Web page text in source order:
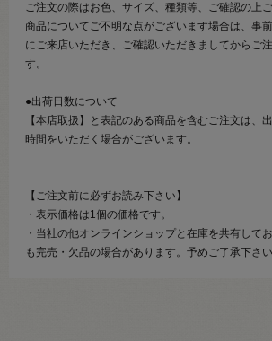
ご注文の際はお色、サイズ、種類等、ご確認の上
商品についてご不明な点がございます場合は、事
にご来店いただき、ご確認いただきましてからご
す。
●出荷日数について
【本店取扱】と表記のある商品を含むご注文は、
時間をいただく場合がございます。
【ご注文前に必ずお読み下さい】
・表示価格は1個の価格です。
・当社の他オンラインショップと在庫を共有して
も完売・欠品の場合があります。予めご了承下さい